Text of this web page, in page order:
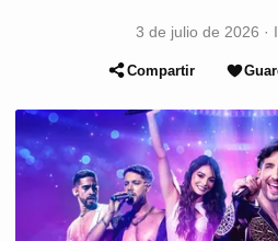
3 de julio de 2026 ·
Compartir